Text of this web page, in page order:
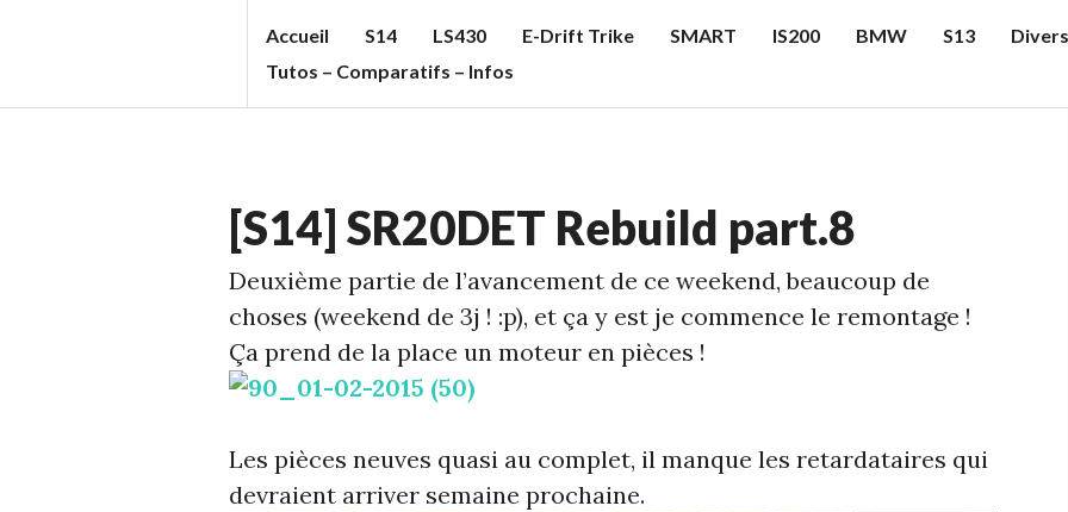
T
F
C
C
'S
B
L
G
Accueil S14 LS430 E-Drift Trike SMART IS200 BMW S13 Divers
Tutos – Comparatifs – Infos
S14
[S14] SR20DET Rebuild part.8
Deuxième partie de l’avancement de ce weekend, beaucoup de
choses (weekend de 3j ! :p), et ça y est je commence le remontage !
Ça prend de la place un moteur en pièces !
Les pièces neuves quasi au complet, il manque les retardataires qui
devraient arriver semaine prochaine.